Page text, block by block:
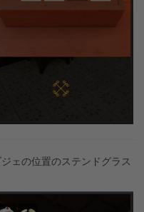
ェの位置のステンドグラス